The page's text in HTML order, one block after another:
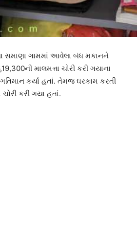
સમાણા ગામમાં આવેલા બંધ મકાનને
માલમત્તા ચોરી કરી ગયાના
કર્યાં હતાં. તેમજ ઘરકામ કરતી
કરી ગયા હતાં.